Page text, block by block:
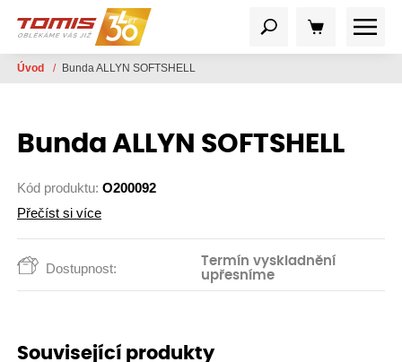
Úvod / Bunda ALLYN SOFTSHELL
Bunda ALLYN SOFTSHELL
Kód produktu: O200092
Přečíst si více
Dostupnost:
Termín vyskladnění
upřesníme
Související produkty